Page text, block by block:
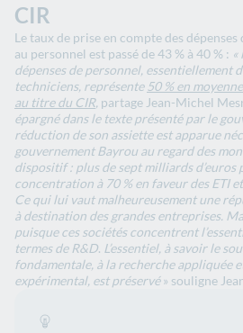
CIR
Le taux de prise en compte des
au personnel est passé de 43 % à 40 % : «
dépenses de personnel, essentiellement
techniciens, représente 50 % en
au titre du CIR, partage Jean-Michel
épargné dans le texte présenté par le
réduction de son assiette est apparue
gouvernement Bayrou au regard des
dispositif : plus de sept milliards d’euros
concentration à 70 % en faveur des ETI
Ce qui lui vaut malheureusement une
à destination des grandes entreprises.
puisque ces sociétés concentrent
termes de R&D. L’essentiel, à savoir le
fondamentale, à la recherche appliquée
expérimental, est préservé» souligne